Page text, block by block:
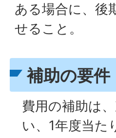
ある場合に、後
せること。
補助の要件
費用の補助は
い、1年度当た